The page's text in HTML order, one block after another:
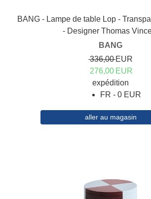
BANG - Lampe de table Lop -
- Designer Thomas
BANG
336,00EUR
276,00 EUR
expédition
FR - 0 EUR
aller au magasin